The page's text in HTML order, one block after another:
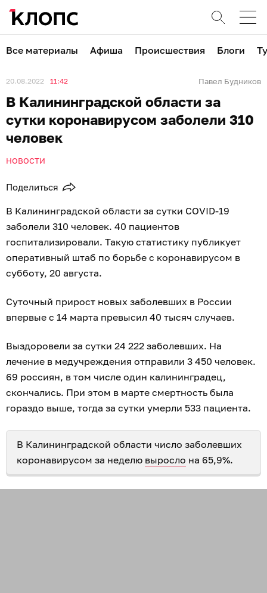
Все материалы Афиша Происшествия Блоги
20.08.2022 11:42 Павел Будников
В Калининградской области за
сутки коронавирусом заболели 310
человек
НОВОСТИ
Поделиться
В Калининградской области за сутки COVID-19
заболели 310 человек. 40 пациентов
госпитализировали. Такую статистику публикует
оперативный штаб по борьбе с коронавирусом в
субботу, 20 августа.
Суточный прирост новых заболевших в России
впервые с 14 марта превысил 40 тысяч случаев.
Выздоровели за сутки 24 222 заболевших. На
лечение в медучреждения отправили 3 450 человек.
69 россиян, в том числе один калининградец,
скончались. При этом в марте смертность была
гораздо выше, тогда за сутки умерли 533 пациента.
В Калининградской области число заболевших
коронавирусом за неделю выросло на 65,9%.